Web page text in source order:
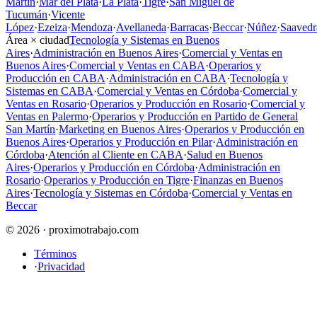
Tucumán·Vicente
López·Ezeiza·Mendoza·Avellaneda·Barracas·Beccar·Núñez·
Área × ciudadTecnología y Sistemas en Buenos
Aires·Administración en Buenos Aires·Comercial y Ventas en
Buenos Aires·Comercial y Ventas en CABA·Operarios y
Producción en CABA·Administración en CABA·Tecnología y
Sistemas en CABA·Comercial y Ventas en Córdoba·Comercial y
Ventas en Rosario·Operarios y Producción en Rosario·Comercial y
Ventas en Palermo·Operarios y Producción en Partido de General
San Martín·Marketing en Buenos Aires·Operarios y Producción en
Buenos Aires·Operarios y Producción en Pilar·Administración en
Córdoba·Atención al Cliente en CABA·Salud en Buenos
Aires·Operarios y Producción en Córdoba·Administración en
Rosario·Operarios y Producción en Tigre·Finanzas en Buenos
Aires·Tecnología y Sistemas en Córdoba·Comercial y Ventas en
Beccar
© 2026 · proximotrabajo.com
Términos
·Privacidad